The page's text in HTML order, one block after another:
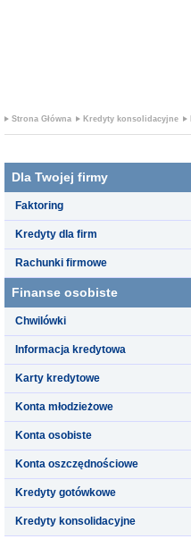
Strona Główna Kredyty konsolidacyjne
Dla Twojej firmy
Faktoring
Kredyty dla firm
Rachunki firmowe
Finanse osobiste
Chwilówki
Informacja kredytowa
Karty kredytowe
Konta młodzieżowe
Konta osobiste
Konta oszczędnościowe
Kredyty gotówkowe
Kredyty konsolidacyjne